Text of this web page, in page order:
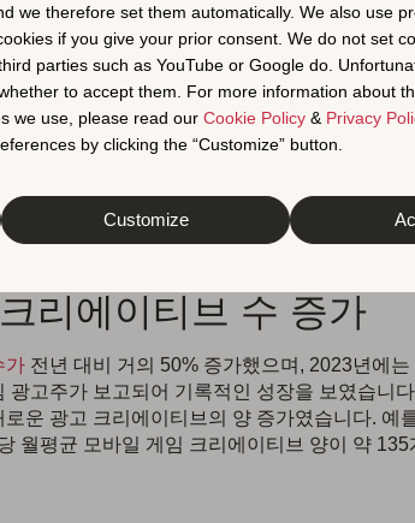
we therefore set them automatically. We also use
if you give your prior consent. We do not set
parties such as YouTube or Google do.
to accept them. For more information about
we use, please read our Cookie Policy & Privacy
by clicking the “Customize” button.
Customize
브 트렌드 및
세스에 들어가기 전에 크리에이티브에 대한 현
리에이티브 수 증가
가 전년 대비 거의 50% 증가했으며, 2023년에
광고주가 보고되어 기록적인 성장을 보였습니
운 광고 크리에이티브의 양 증가였습니다. 예
월평균 모바일 게임 크리에이티브 양이 약 135